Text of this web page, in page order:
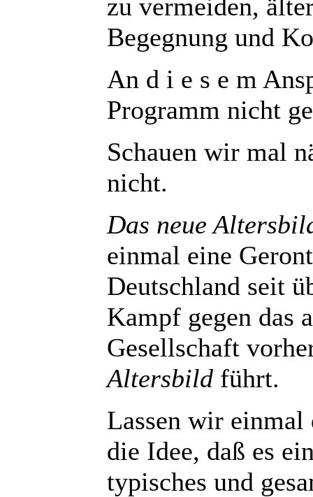
zu vermeiden,
Begegnung und
An d i e s e m
Programm nicht
Schauen wir mal
nicht.
Das neue
einmal eine
Deutschland seit
Kampf gegen das
Gesellschaft
Altersbildführt.
Lassen wir einmal
die Idee, daß es
typisches und